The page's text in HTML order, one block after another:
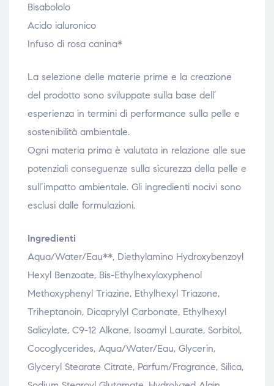
Bisabololo
Acido ialuronico
Infuso di rosa canina*
La selezione delle materie prime e la creazione
del prodotto sono sviluppate sulla base dell’
esperienza in termini di performance sulla pelle e
sostenibilità ambientale.
Ogni materia prima è valutata in relazione alle sue
potenziali conseguenze sulla sicurezza della pelle e
sull’impatto ambientale. Gli ingredienti nocivi sono
esclusi dalle formulazioni.
Ingredienti
Aqua/Water/Eau**, Diethylamino Hydroxybenzoyl
Hexyl Benzoate, Bis-Ethylhexyloxyphenol
Methoxyphenyl Triazine, Ethylhexyl Triazone,
Triheptanoin, Dicaprylyl Carbonate, Ethylhexyl
Salicylate, C9-12 Alkane, Isoamyl Laurate, Sorbitol,
Cocoglycerides, Aqua/Water/Eau, Glycerin,
Glyceryl Stearate Citrate, Parfum/Fragrance, Silica,